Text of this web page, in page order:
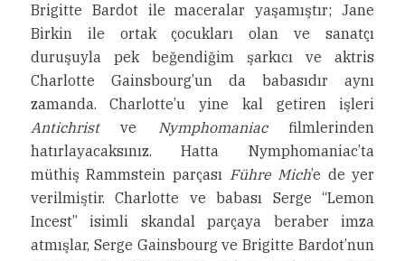
Brigitte Bardot ile maceralar yaşamıştır; Jane
Birkin ile ortak çocukları olan ve sanatçı
duruşuyla pek beğendiğim şarkıcı ve aktris
Charlotte Gainsbourg’un da babasıdır aynı
zamanda. Charlotte’u yine kal getiren işleri
Antichristve Nymphomaniacfilmlerinden
hatırlayacaksınız. Hatta Nymphomaniac’ta
müthiş Rammstein parçası Führe Mich’e de yer
verilmiştir. Charlotte ve babası Serge “Lemon
Incest” isimli skandal parçaya beraber imza
atmışlar, Serge Gainsbourg ve Brigitte Bardot’nun